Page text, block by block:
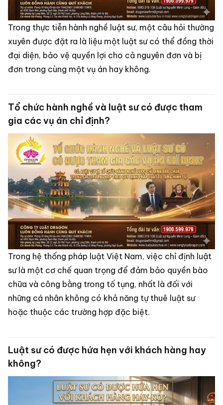
Trong thực tiễn hành nghề luật sư, một câu hỏi thường
xuyên được đặt ra là liệu một luật sư có thể đồng thời
đại diện, bảo vệ quyền lợi cho cả nguyên đơn và bị
đơn trong cùng một vụ án hay không.
Tổ chức hành nghề và luật sư có được tham
gia các vụ án chỉ định?
Trong hệ thống pháp luật Việt Nam, việc chỉ định luật
sư là một cơ chế quan trọng để đảm bảo quyền bào
chữa và công bằng trong tố tụng, nhất là đối với
những cá nhân không có khả năng tự thuê luật sư
hoặc thuộc các trường hợp đặc biệt.
Luật sư có được hứa hẹn với khách hàng hay
không?